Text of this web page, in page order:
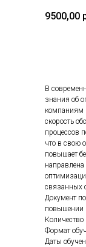
9500,00
В
знания об
компаниям
скорость
процессов
что в свою
повышает
направлена
связанных
Документ
повышении
Количество
Формат
Даты